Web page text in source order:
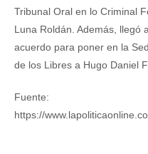
Tribunal Oral en lo Criminal
Luna Roldán. Además, llegó
acuerdo para poner en la
de los Libres a Hugo Daniel
Fuente:
https://